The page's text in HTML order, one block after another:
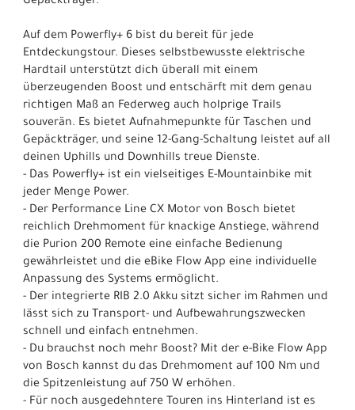
Auf dem Powerfly+ 6 bist du bereit für jede
Entdeckungstour. Dieses selbstbewusste elektrische
Hardtail unterstützt dich überall mit einem
überzeugenden Boost und entschärft mit dem genau
richtigen Maß an Federweg auch holprige Trails
souverän. Es bietet Aufnahmepunkte für Taschen und
Gepäckträger, und seine 12-Gang-Schaltung leistet auf all
deinen Uphills und Downhills treue Dienste.
- Das Powerfly+ ist ein vielseitiges E-Mountainbike mit
jeder Menge Power.
- Der Performance Line CX Motor von Bosch bietet
reichlich Drehmoment für knackige Anstiege, während
die Purion 200 Remote eine einfache Bedienung
gewährleistet und die eBike Flow App eine individuelle
Anpassung des Systems ermöglicht.
- Der integrierte RIB 2.0 Akku sitzt sicher im Rahmen und
lässt sich zu Transport- und Aufbewahrungszwecken
schnell und einfach entnehmen.
- Du brauchst noch mehr Boost? Mit der e-Bike Flow App
von Bosch kannst du das Drehmoment auf 100 Nm und
die Spitzenleistung auf 750 W erhöhen.
- Für noch ausgedehntere Touren ins Hinterland ist es